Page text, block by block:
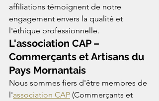
affiliations témoignent de notre
engagement envers la qualité et
l'éthique professionnelle.
L'association CAP –
Commerçants et Artisans du
Pays Mornantais
Nous sommes fiers d'être membres de
l'association CAP (Commerçants et